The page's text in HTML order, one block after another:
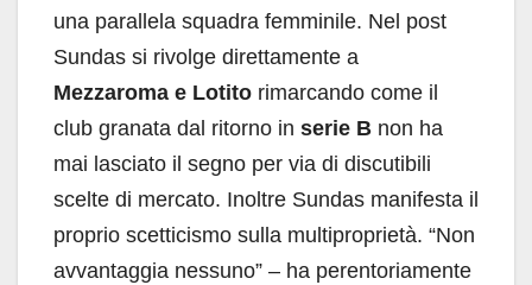
una parallela squadra femminile. Nel post
Sundas si rivolge direttamente a
Mezzaroma e Lotito rimarcando come il
club granata dal ritorno in serie B non ha
mai lasciato il segno per via di discutibili
scelte di mercato. Inoltre Sundas manifesta il
proprio scetticismo sulla multiproprietà. “Non
avvantaggia nessuno” – ha perentoriamente